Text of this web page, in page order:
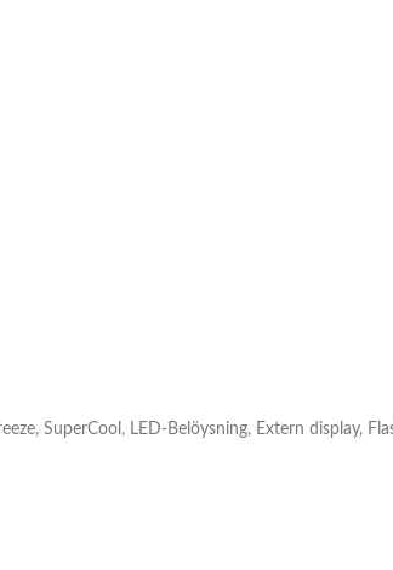
SuperCool, LED-Belöysning, Extern display,